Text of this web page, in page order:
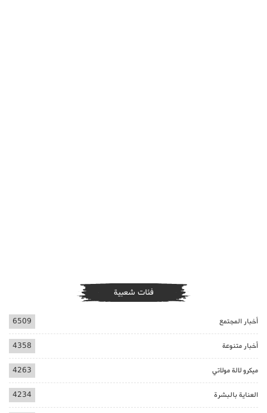
فئات شعبية
أخبار المجتمع 6509
أخبار متنوعة 4358
ميكرو لالة مولاتي 4263
العناية بالبشرة 4234